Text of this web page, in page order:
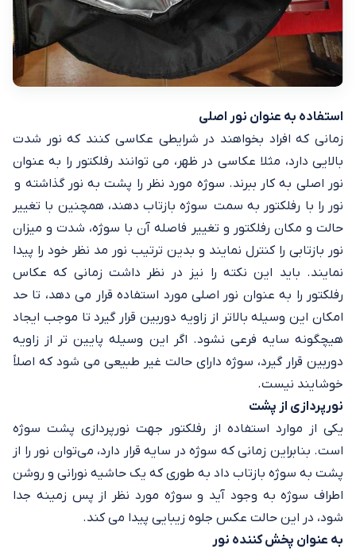
استفاده به عنوان نور اصلی
زمانی که افراد بخواهند در شرایطی عکاسی کنند که نور شدت
بالایی دارد، مثلا عکاسی در ظهر، می توانند رفلکتور را به عنوان
نور اصلی به کار ببرند. سوژه مورد نظر را پشت به نور گذاشته و
نور را با رفلکتور به سمت سوژه بازتاب دهند، همچنین با تغییر
حالت و مکان رفلکتور و تغییر فاصله آن با سوژه، شدت و میزان
نور بازتابی را کنترل نمایند و بدین ترتیب نور مد نظر خود را پیدا
نمایند. باید این نکته را نیز در نظر داشت زمانی که عکاس
رفلکتور را به عنوان نور اصلی مورد استفاده قرار می دهد، تا حد
امکان این وسیله بالاتر از زاویه دوربین قرار گیرد تا موجب ایجاد
هیچگونه سایه فرعی نشود. اگر این وسیله پایین تر از زاویه
دوربین قرار گیرد، سوژه دارای حالت غیر طبیعی می شود که اصلاً
خوشایند نیست.
نورپردازی از پشت
یکی از موارد استفاده از رفلکتور جهت نورپردازی پشت سوژه
است. بنابراین زمانی که سوژه در سایه قرار دارد، می‌توان نور را از
پشت به سوژه بازتاب داد به طوری که یک حاشیه نورانی و روشن
اطراف سوژه به وجود آید و سوژه مورد نظر از پس زمینه جدا
شود، در این حالت عکس جلوه زیبایی پیدا می کند.
به عنوان پخش کننده نور